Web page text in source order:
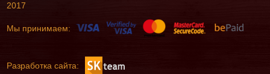
2017
Мы принимаем:
Разработка сайта: